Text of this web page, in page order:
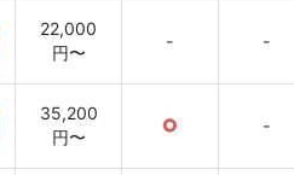
22,000
円〜
- -
35,200
円〜
○ -